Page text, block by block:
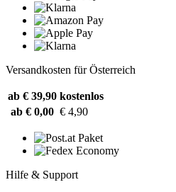
Versandkosten für Österreich
ab € 39,90 kostenlos
ab € 0,00 € 4,90
Hilfe & Support